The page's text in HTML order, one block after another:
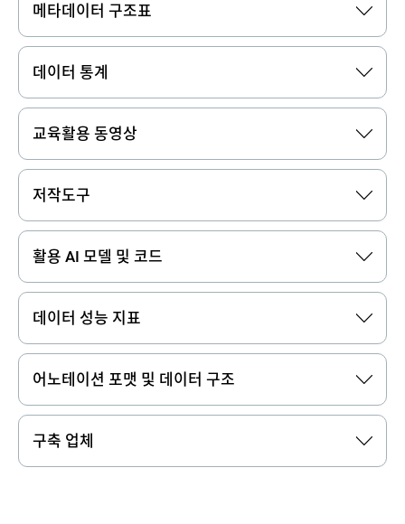
메타데이터 구조표
데이터 통계
교육활용 동영상
저작도구
활용 AI 모델 및 코드
데이터 성능 지표
어노테이션 포맷 및 데이터 구조
구축 업체